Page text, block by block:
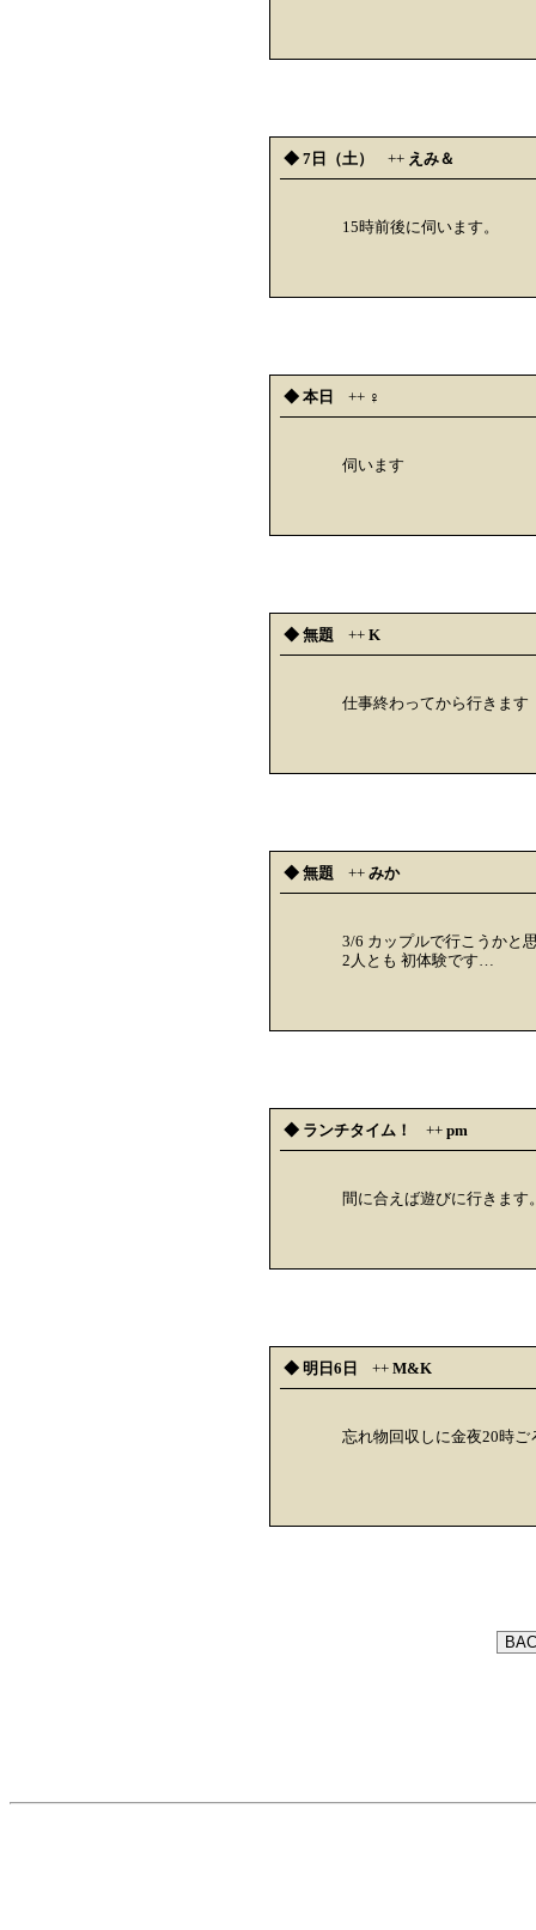
◆ 7日（土） ++ えみ＆
15時前後に伺います。
◆ 本日 ++ ♀
伺います
◆ 無題 ++ K
仕事終わってから行きます
◆ 無題 ++ みか
3/6 カップルで行こうかと
2人とも 初体験です…
◆ ランチタイム！ ++ pm
間に合えば遊びに行きます
◆ 明日6日 ++ M&K
忘れ物回収しに金夜20時